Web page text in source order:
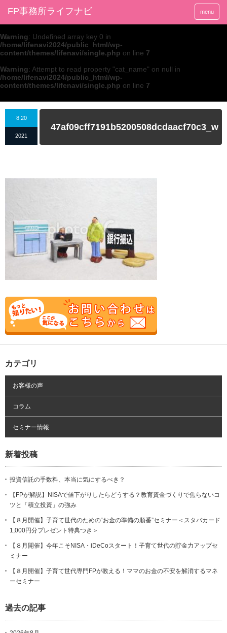
FP事務所ライフナビ menu
Warning: Undefined array key 0 in
/home/lifenavi2024/public_html/wp-
content/themes/lifenavi/single.php on line 7
Warning: Attempt to read property "cat_name" on null in
/home/lifenavi2024/public_html/wp-
content/themes/lifenavi/single.php on line 7
8.20
2021
47af09cff7191b5200508dcdaacf70c3_w
カテゴリ
お客様の声
コラム
セミナー情報
新着投稿
投資信託の手数料、本当に気にするべき？
【FPが解説】NISAで値下がりしたらどうする？教育資金づくりで焦らないコ
ツと「積立投資」の強み
【８月開催】子育て世代のための“お金の準備の順番”セミナー＜スタバカード
1,000円分プレゼント特典つき＞
【８月開催】今年こそNISA・iDeCoスタート！子育て世代の貯金力アップセ
ミナー
【８月開催】子育て世代専門FPが教える！ママのお金の不安を解消するマネ
ーセミナー
過去の記事